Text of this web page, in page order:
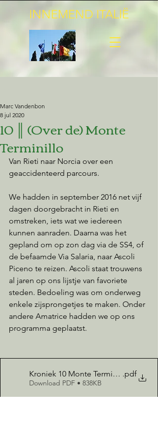
INNEMEND ITALIË
10 ║ (Over de) Monte
Terminillo
Marc Vandenbon
8 jul 2020
Van Rieti naar Norcia over een
geaccidenteerd parcours.
We hadden in september 2016 net vijf
dagen doorgebracht in Rieti en
omstreken, iets wat we iedereen
kunnen aanraden. Daarna was het
gepland om op zon dag via de SS4, of
de befaamde Via Salaria, naar Ascoli
Piceno te reizen. Ascoli staat trouwens
al jaren op ons lijstje van favoriete
steden. Bedoeling was om onderweg
enkele zijsprongetjes te maken. Onder
andere Amatrice hadden we op ons
programma geplaatst.
Kroniek 10 Monte Terminillo.pdf
Download PDF • 838KB